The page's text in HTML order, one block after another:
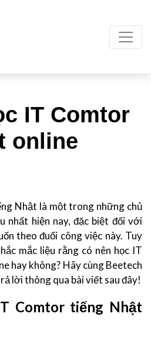
IT Comtor
online
Nhật là một trong những chủ
nhất hiện nay, đặc biệt đối với
theo đuổi công việc này. Tuy
mắc liệu rằng có nên học IT
hay không? Hãy cùng Beetech
lời thông qua bài viết sau đây!
Comtor tiếng Nhật